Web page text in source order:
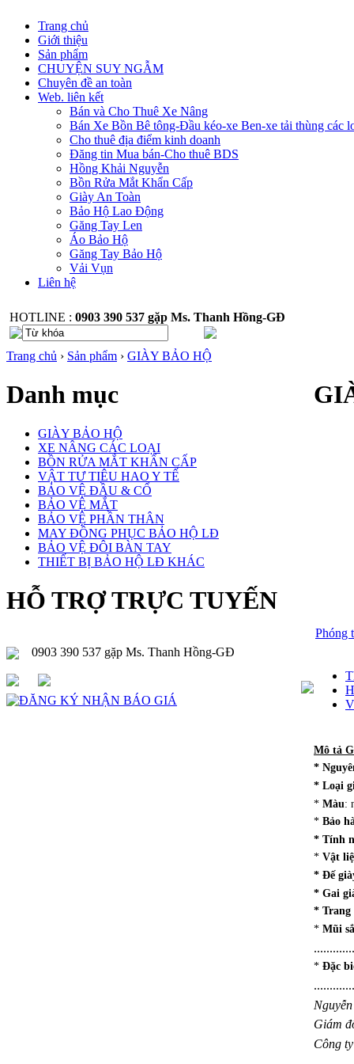
Trang chủ
Giới thiệu
Sản phẩm
CHUYỆN SUY NGẪM
Chuyên đề an toàn
Web. liên kết
Bán và Cho Thuê Xe Nâng
Bán Xe Bồn Bê tông-Đầu kéo-xe Ben-xe tải thùng các
Cho thuê địa điểm kinh doanh
Đăng tin Mua bán-Cho thuê BDS
Hồng Khải Nguyễn
Bồn Rửa Mắt Khẩn Cấp
Giày An Toàn
Bảo Hộ Lao Động
Găng Tay Len
Áo Bảo Hộ
Găng Tay Bảo Hộ
Vải Vụn
Liên hệ
HOTLINE : 0903 390 537 gặp Ms. Thanh Hồng-GĐ
Trang chủ › Sản phẩm › GIÀY BẢO HỘ
Danh mục
GIÀY BẢO HỘ
XE NÂNG CÁC LOẠI
BỒN RỬA MẮT KHẨN CẤP
VẬT TƯ TIÊU HAO Y TẾ
BẢO VỆ ĐẦU & CỔ
BẢO VỆ MẮT
BẢO VỆ PHẦN THÂN
MAY ĐỒNG PHỤC BẢO HỘ LĐ
BẢO VỆ ĐÔI BÀN TAY
THIẾT BỊ BẢO HỘ LĐ KHÁC
HỖ TRỢ TRỰC TUYẾN
0903 390 537 gặp Ms. Thanh Hồng-GĐ
Phóng
Mô tả
*
* Loại
* Màu:
* Bảo
* Tính
* Vật
* Đế
* Gai
* Trang
* Mũi
* Đặc
Giám
Công